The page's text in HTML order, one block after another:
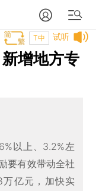
试听
T中
增地方专
以上、3.2%左
要有效带动全社
亿元，加快实